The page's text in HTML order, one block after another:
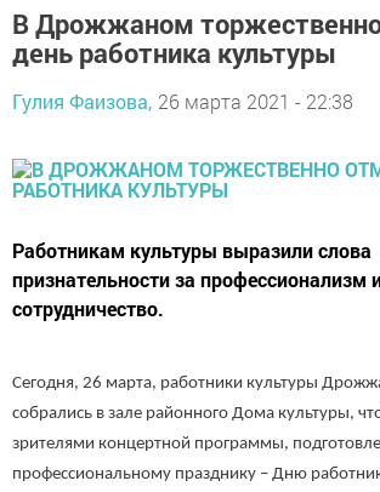
В Дрожжаном
день работника культуры
Гулия Фаизова, 26 марта 2021 - 22:38
Работникам культуры выразили слова
признательности за профессионализм
сотрудничество.
Сегодня, 26 марта, работники культуры
собрались в зале районного Дома культуры,
зрителями концертной программы,
профессиональному празднику – Дню